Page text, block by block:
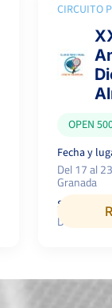
CIRCUITO
OPEN
Fecha y
Del 17 al
Granada
Superficie:
Dura